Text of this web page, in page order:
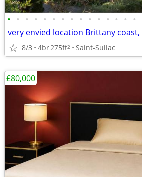
• • • • • • • • • • • • • • •
8/3 4br275ft2 Saint-Suliac
£80,000